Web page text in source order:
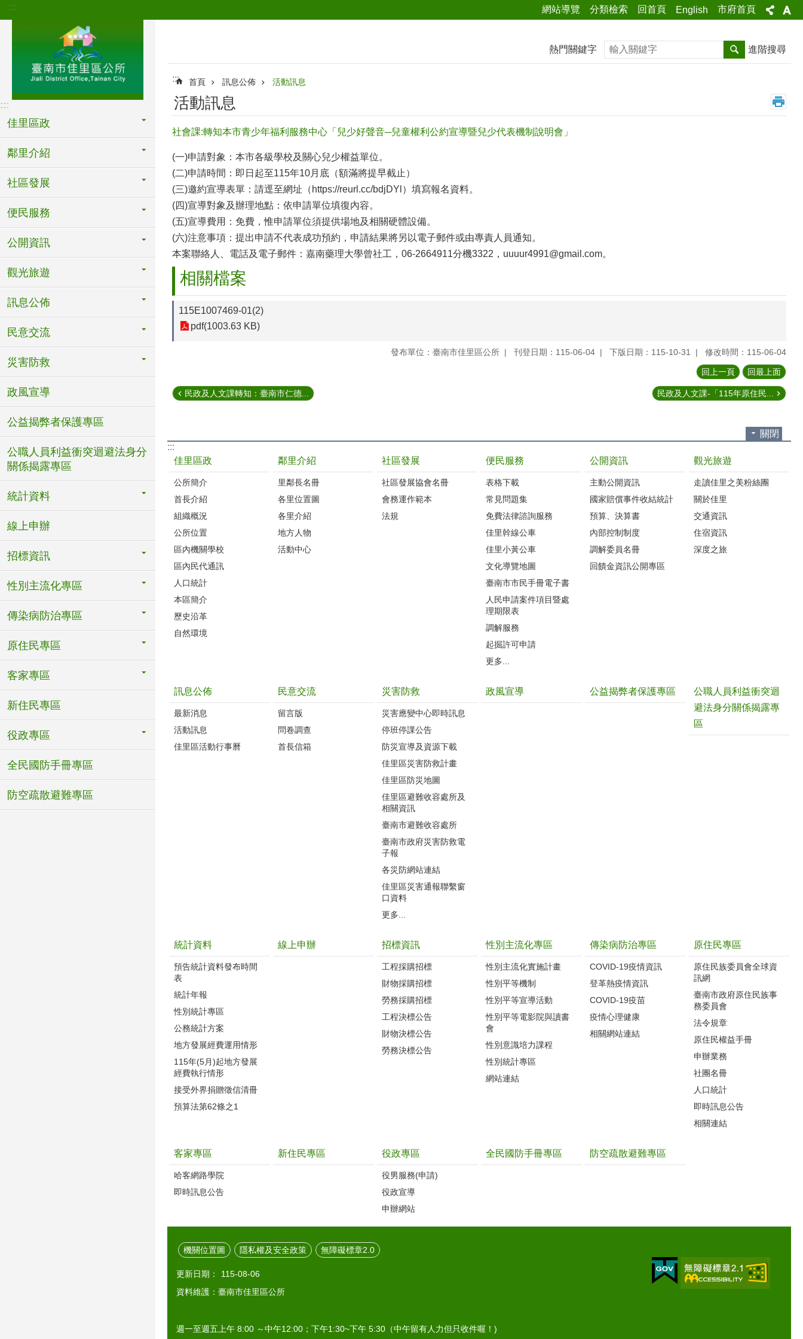
跳到主要內容區塊
::: 網站導覽 分類檢索 回首頁 English 市府首頁
:::
佳里區政
鄰里介紹
社區發展
便民服務
公開資訊
觀光旅遊
訊息公佈
民意交流
災害防救
政風宣導
公益揭弊者保護專區
公職人員利益衝突迴避法身分
關係揭露專區
統計資料
線上申辦
招標資訊
性別主流化專區
傳染病防治專區
原住民專區
客家專區
新住民專區
役政專區
全民國防手冊專區
防空疏散避難專區
熱門關鍵字 搜尋 進階搜尋
::: 首頁 訊息公佈 活動訊息
活動訊息
社會課:轉知本市青少年福利服務中心「兒少好聲音─兒童權利公約宣導暨兒少代表機制說明會」
(一)申請對象：本市各級學校及關心兒少權益單位。
(二)申請時間：即日起至115年10月底（額滿將提早截止）
(三)邀約宣導表單：請逕至網址（https://reurl.cc/bdjDYl）填寫報名資料。
(四)宣導對象及辦理地點：依申請單位填復內容。
(五)宣導費用：免費，惟申請單位須提供場地及相關硬體設備。
(六)注意事項：提出申請不代表成功預約，申請結果將另以電子郵件或由專責人員通知。
本案聯絡人、電話及電子郵件：嘉南藥理大學曾社工，06-2664911分機3322，uuuur4991@gmail.com。
相關檔案
115E1007469-01(2)
pdf(1003.63 KB)
發布單位：臺南市佳里區公所 刊登日期：115-06-04 下版日期：115-10-31 修改時間：115-06-04
回上一頁 回最上面
​民政及人文課轉知：臺南市仁德... 民政及人文課-「115年原住民...
關閉
:::
佳里區政
公所簡介
首長介紹
組織概況
公所位置
區內機關學校
區內民代通訊
人口統計
本區簡介
歷史沿革
自然環境
鄰里介紹
里鄰長名冊
各里位置圖
各里介紹
地方人物
活動中心
社區發展
社區發展協會名冊
會務運作範本
法規
便民服務
表格下載
常見問題集
免費法律諮詢服務
佳里幹線公車
佳里小黃公車
文化導覽地圖
臺南市市民手冊電子書
人民申請案件項目暨處
理期限表
調解服務
起掘許可申請
更多...
公開資訊
主動公開資訊
國家賠償事件收結統計
預算、決算書
內部控制制度
調解委員名冊
回饋金資訊公開專區
觀光旅遊
走讀佳里之美粉絲團
關於佳里
交通資訊
住宿資訊
深度之旅
訊息公佈
最新消息
活動訊息
佳里區活動行事曆
民意交流
留言版
問卷調查
首長信箱
災害防救
災害應變中心即時訊息
停班停課公告
防災宣導及資源下載
佳里區災害防救計畫
佳里區防災地圖
佳里區避難收容處所及
相關資訊
臺南市避難收容處所
臺南市政府災害防救電
子報
各災防網站連結
佳里區災害通報聯繫窗
口資料
更多...
政風宣導 公益揭弊者保護專區
公職人員利益衝突迴
避法身分關係揭露專
區
統計資料
預告統計資料發布時間
表
統計年報
性別統計專區
公務統計方案
地方發展經費運用情形
115年(5月)起地方發展
經費執行情形
接受外界捐贈徵信清冊
預算法第62條之1
線上申辦 招標資訊
工程採購招標
財物採購招標
勞務採購招標
工程決標公告
財物決標公告
勞務決標公告
性別主流化專區
性別主流化實施計畫
性別平等機制
性別平等宣導活動
性別平等電影院與讀書
會
性別意識培力課程
性別統計專區
網站連結
傳染病防治專區
COVID-19疫情資訊
登革熱疫情資訊
COVID-19疫苗
疫情心理健康
相關網站連結
原住民專區
原住民族委員會全球資
訊網
臺南市政府原住民族事
務委員會
法令規章
原住民權益手冊
申辦業務
社團名冊
人口統計
即時訊息公告
相關連結
客家專區
哈客網路學院
即時訊息公告
新住民專區 役政專區
役男服務(申請)
役政宣導
申辦網站
全民國防手冊專區 防空疏散避難專區
機關位置圖 隱私權及安全政策 無障礙標章2.0
更新日期：
115-08-06
資料維護：臺南市佳里區公所
週一至週五上午 8:00 ～中午12:00；下午1:30~下午 5:30（中午留有人力但只收件喔！)